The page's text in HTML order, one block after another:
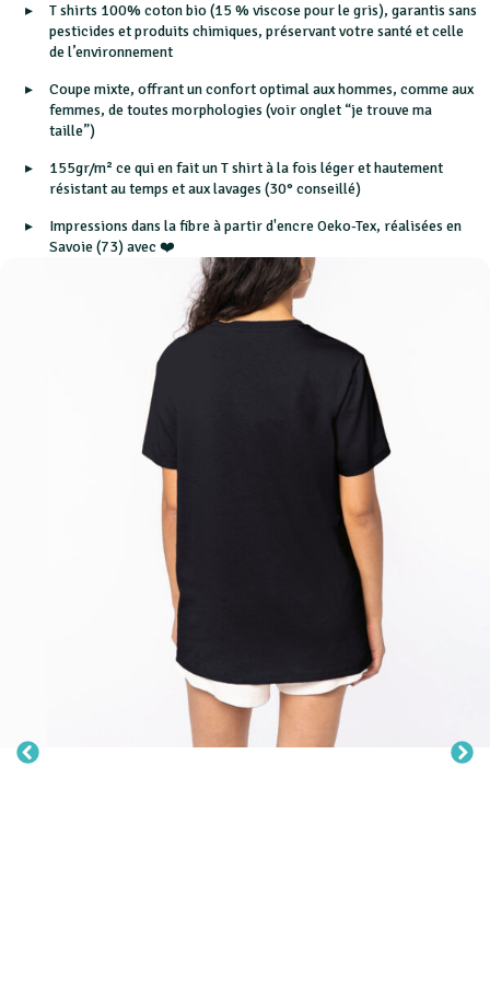
T shirts 100% coton bio (15 % viscose pour le gris), garantis sans
pesticides et produits chimiques, préservant votre santé et celle
de l’environnement
Coupe mixte, offrant un confort optimal aux hommes, comme aux
femmes, de toutes morphologies (voir onglet “je trouve ma
taille”)
155gr/m² ce qui en fait un T shirt à la fois léger et hautement
résistant au temps et aux lavages (30° conseillé)
Impressions dans la fibre à partir d'encre Oeko-Tex, réalisées en
Savoie (73) avec ❤️